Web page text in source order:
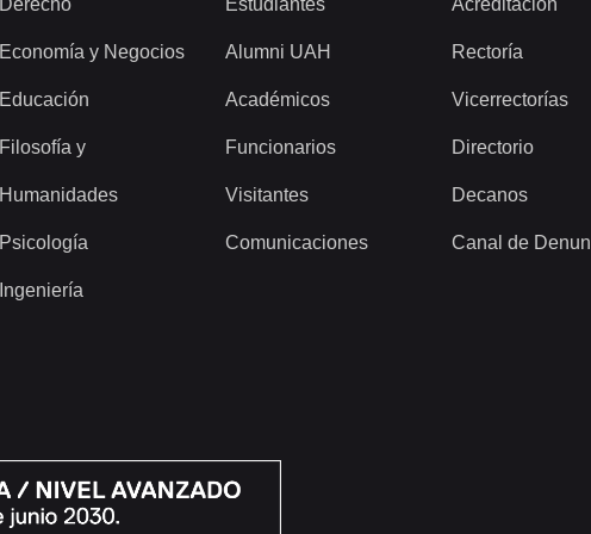
Economía y Negocios
Educación
Filosofía y
Humanidades
Psicología
Ingeniería
Alumni UAH
Académicos
Funcionarios
Visitantes
Comunicaciones
Rectoría
Vicerrectorías
Directorio
Decanos
Canal de